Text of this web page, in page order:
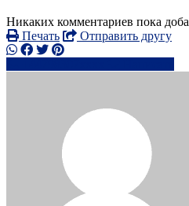
Никаких комментариев пока
Печать
Отправить другу